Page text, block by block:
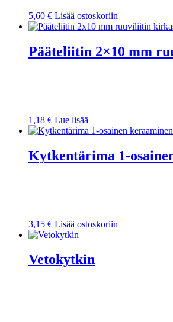
5,60 € Lisää ostoskoriin
Pääteliitin 2×10 mm
1,18 € Lue lisää
Kytkentärima 1-
3,15 € Lisää ostoskoriin
Vetokytkin